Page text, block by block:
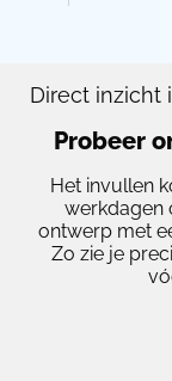
Direct inzicht
Probeer
Het invullen
werkdagen
ontwerp met
Zo zie je